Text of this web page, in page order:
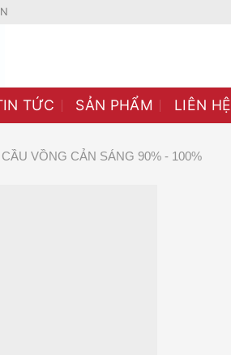
TỨC SẢN PHẨM LIÊN HỆ
VỒNG CẢN SÁNG 90% - 100%